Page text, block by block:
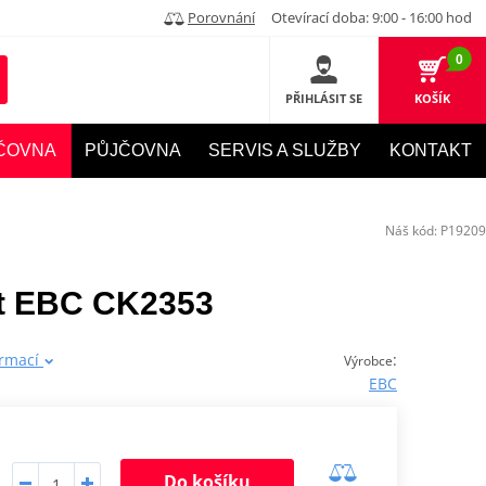
Porovnání Otevírací doba: 9:00 - 16:00 hod
PŘIHLÁSIT SE
0
KOŠÍK
PŮJČOVNA SERVIS A SLUŽBY KONTAKT
CK2353
Výrobce:
EBC
Náš kód: P19209